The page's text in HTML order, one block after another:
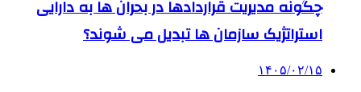
چگونه مدیریت قراردادها در بحران ها به دارایی
استراتژیک سازمان ها تبدیل می شوند؟
۱۴۰۵/۰۲/۱۵